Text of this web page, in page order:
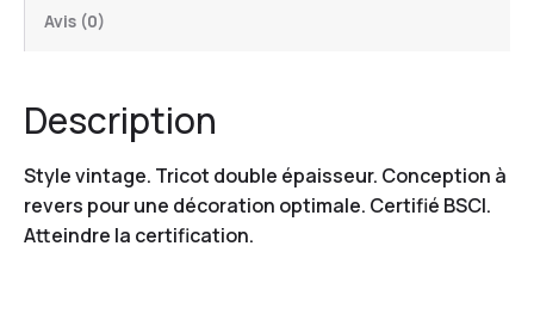
Avis (0)
Description
Style vintage. Tricot double épaisseur. Conception à
revers pour une décoration optimale. Certifié BSCI.
Atteindre la certification.